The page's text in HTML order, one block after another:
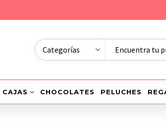
CAJAS CHOCOLATES PELUCHES